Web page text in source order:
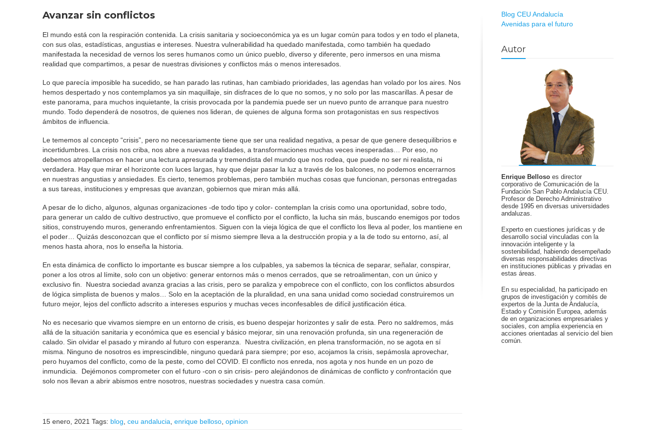
Avanzar sin conflictos
El mundo está con la respiración contenida. La crisis sanitaria y socioeconómica ya es un lugar común para todos y en todo el planeta,
con sus olas, estadísticas, angustias e intereses. Nuestra vulnerabilidad ha quedado manifestada, como también ha quedado
manifestada la necesidad de vernos los seres humanos como un único pueblo, diverso y diferente, pero inmersos en una misma
realidad que compartimos, a pesar de nuestras divisiones y conflictos más o menos interesados.
Lo que parecía imposible ha sucedido, se han parado las rutinas, han cambiado prioridades, las agendas han volado por los aires. Nos
hemos despertado y nos contemplamos ya sin maquillaje, sin disfraces de lo que no somos, y no solo por las mascarillas. A pesar de
este panorama, para muchos inquietante, la crisis provocada por la pandemia puede ser un nuevo punto de arranque para nuestro
mundo. Todo dependerá de nosotros, de quienes nos lideran, de quienes de alguna forma son protagonistas en sus respectivos
ámbitos de influencia.
Le tememos al concepto “crisis”, pero no necesariamente tiene que ser una realidad negativa, a pesar de que genere desequilibrios e
incertidumbres. La crisis nos criba, nos abre a nuevas realidades, a transformaciones muchas veces inesperadas… Por eso, no
debemos atropellarnos en hacer una lectura apresurada y tremendista del mundo que nos rodea, que puede no ser ni realista, ni
verdadera. Hay que mirar el horizonte con luces largas, hay que dejar pasar la luz a través de los balcones, no podemos encerrarnos
en nuestras angustias y ansiedades. Es cierto, tenemos problemas, pero también muchas cosas que funcionan, personas entregadas
a sus tareas, instituciones y empresas que avanzan, gobiernos que miran más allá.
A pesar de lo dicho, algunos, algunas organizaciones -de todo tipo y color- contemplan la crisis como una oportunidad, sobre todo,
para generar un caldo de cultivo destructivo, que promueve el conflicto por el conflicto, la lucha sin más, buscando enemigos por todos
sitios, construyendo muros, generando enfrentamientos. Siguen con la vieja lógica de que el conflicto los lleva al poder, los mantiene en
el poder… Quizás desconozcan que el conflicto por sí mismo siempre lleva a la destrucción propia y a la de todo su entorno, así, al
menos hasta ahora, nos lo enseña la historia.
En esta dinámica de conflicto lo importante es buscar siempre a los culpables, ya sabemos la técnica de separar, señalar, conspirar,
poner a los otros al límite, solo con un objetivo: generar entornos más o menos cerrados, que se retroalimentan, con un único y
exclusivo fin. Nuestra sociedad avanza gracias a las crisis, pero se paraliza y empobrece con el conflicto, con los conflictos absurdos
de lógica simplista de buenos y malos… Solo en la aceptación de la pluralidad, en una sana unidad como sociedad construiremos un
futuro mejor, lejos del conflicto adscrito a intereses espurios y muchas veces inconfesables de difícil justificación ética.
No es necesario que vivamos siempre en un entorno de crisis, es bueno despejar horizontes y salir de esta. Pero no saldremos, más
allá de la situación sanitaria y económica que es esencial y básico mejorar, sin una renovación profunda, sin una regeneración de
calado. Sin olvidar el pasado y mirando al futuro con esperanza. Nuestra civilización, en plena transformación, no se agota en sí
misma. Ninguno de nosotros es imprescindible, ninguno quedará para siempre; por eso, acojamos la crisis, sepámosla aprovechar,
pero huyamos del conflicto, como de la peste, como del COVID. El conflicto nos enreda, nos agota y nos hunde en un pozo de
inmundicia. Dejémonos comprometer con el futuro -con o sin crisis- pero alejándonos de dinámicas de conflicto y confrontación que
solo nos llevan a abrir abismos entre nosotros, nuestras sociedades y nuestra casa común.
15 enero, 2021 Tags: blog ceu andalucia enrique belloso opinion
Blog CEU Andalucía
Avenidas para el futuro
Autor
Enrique Belloso es director
corporativo de Comunicación de la
Fundación San Pablo Andalucía CEU.
Profesor de Derecho Administrativo
desde 1995 en diversas universidades
andaluzas.
Experto en cuestiones jurídicas y de
desarrollo social vinculadas con la
innovación inteligente y la
sostenibilidad, habiendo desempeñado
diversas responsabilidades directivas
en instituciones públicas y privadas en
estas áreas.
En su especialidad, ha participado en
grupos de investigación y comités de
expertos de la Junta de Andalucía,
Estado y Comisión Europea, además
de en organizaciones empresariales y
sociales, con amplia experiencia en
acciones orientadas al servicio del bien
común.